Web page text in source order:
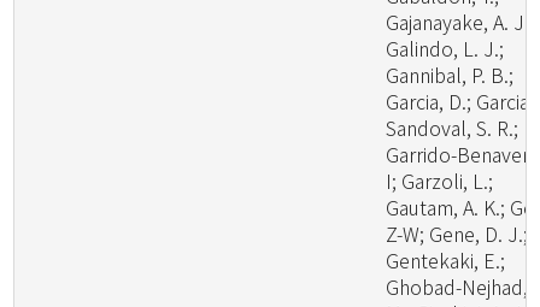
Gajanayake, A. J.;
Galindo, L. J.;
Gannibal, P. B.;
Garcia, D.; Garcia-
Sandoval, S. R.;
Garrido-
I; Garzoli, L.;
Gautam, A. K.; Ge,
Z-W; Gene, D. J.;
Gentekaki, E.;
Ghobad-Nejhad,